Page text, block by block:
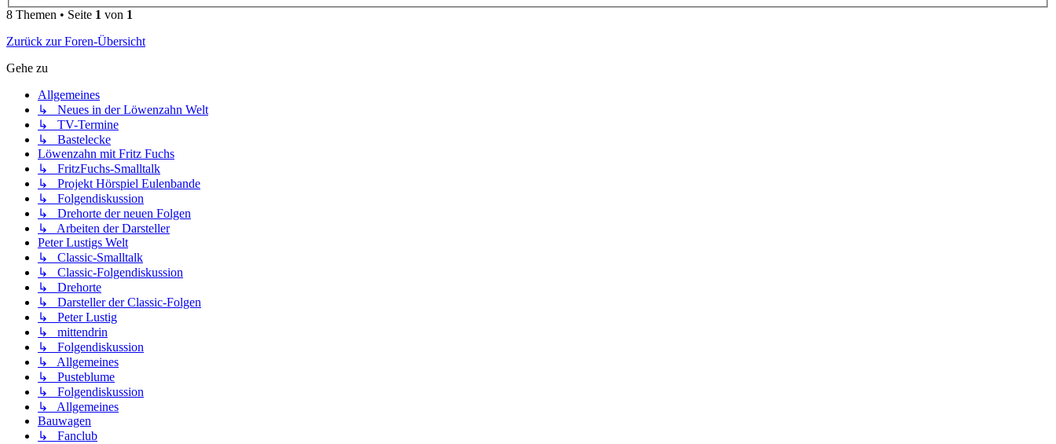
8 Themen • Seite 1 von 1
Zurück zur Foren-Übersicht
Gehe zu
Allgemeines
↳ Neues in der Löwenzahn Welt
↳ TV-Termine
↳ Bastelecke
Löwenzahn mit Fritz Fuchs
↳ FritzFuchs-Smalltalk
↳ Projekt Hörspiel Eulenbande
↳ Folgendiskussion
↳ Drehorte der neuen Folgen
↳ Arbeiten der Darsteller
Peter Lustigs Welt
↳ Classic-Smalltalk
↳ Classic-Folgendiskussion
↳ Drehorte
↳ Darsteller der Classic-Folgen
↳ Peter Lustig
↳ mittendrin
↳ Folgendiskussion
↳ Allgemeines
↳ Pusteblume
↳ Folgendiskussion
↳ Allgemeines
Bauwagen
↳ Fanclub